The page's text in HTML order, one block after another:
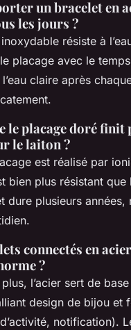
un bracelet en
les jours ?
inoxydable résiste à
placage avec le
claire après
le placage doré
le laiton ?
est réalisé par
bien plus résistant que
dure plusieurs années,
connectés en
?
l’acier sert de
design de bijou et
notification).